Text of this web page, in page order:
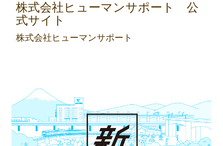
株式会社ヒューマンサポート 公
式サイト
株式会社ヒューマンサポート